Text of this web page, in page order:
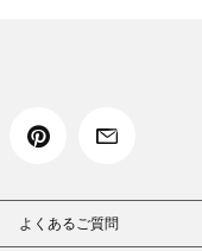
よくあるご質問